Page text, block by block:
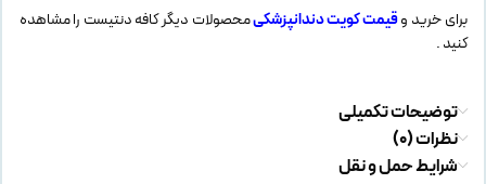
برای خرید وقیمت کویت دندانپزشکیمحصولات دیگر کافه دنتیست را مشاهده
کنید .
توضیحات تکمیلی
نظرات (0)
شرایط حمل و نقل